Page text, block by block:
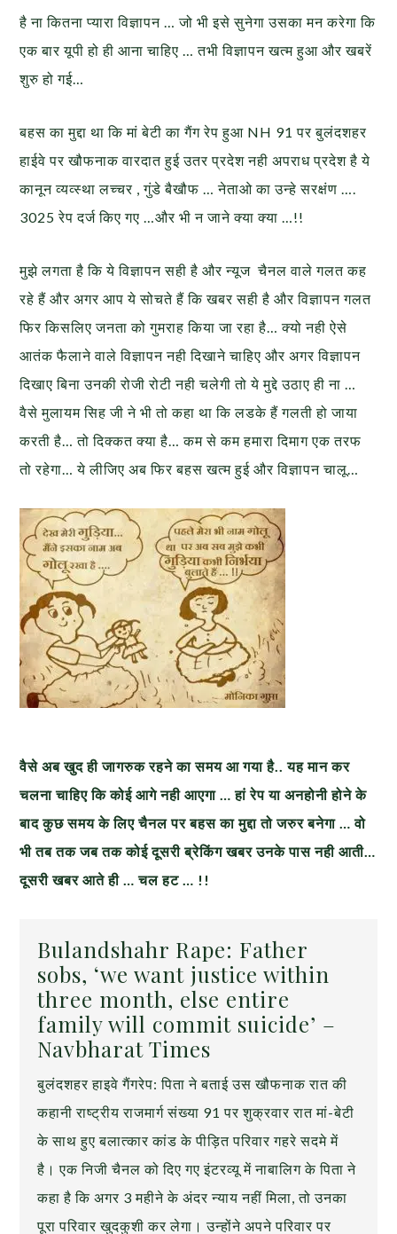
है ना कितना प्यारा विज्ञापन … जो भी इसे सुनेगा उसका मन करेगा कि
एक बार यूपी हो ही आना चाहिए … तभी विज्ञापन खत्म हुआ और खबरें
शुरु हो गई…
बहस का मुद्दा था कि मां बेटी का गैंग रेप हुआ NH 91 पर बुलंदशहर
हाईवे पर खौफनाक वारदात हुई उतर प्रदेश नही अपराध प्रदेश है ये
कानून व्यव्स्था लच्चर , गुंडे बैखौफ … नेताओ का उन्हे सरक्षंण ….
3025 रेप दर्ज किए गए …और भी न जाने क्या क्या …!!
मुझे लगता है कि ये विज्ञापन सही है और न्यूज चैनल वाले गलत कह
रहे हैं और अगर आप ये सोचते हैं कि खबर सही है और विज्ञापन गलत
फिर किसलिए जनता को गुमराह किया जा रहा है… क्यो नही ऐसे
आतंक फैलाने वाले विज्ञापन नही दिखाने चाहिए और अगर विज्ञापन
दिखाए बिना उनकी रोजी रोटी नही चलेगी तो ये मुद्दे उठाए ही ना …
वैसे मुलायम सिह जी ने भी तो कहा था कि लडके हैं गलती हो जाया
करती है… तो दिक्कत क्या है… कम से कम हमारा दिमाग एक तरफ
तो रहेगा… ये लीजिए अब फिर बहस खत्म हुई और विज्ञापन चालू…
वैसे अब खुद ही जागरुक रहने का समय आ गया है.. यह मान कर
चलना चाहिए कि कोई आगे नही आएगा … हां रेप या अनहोनी होने के
बाद कुछ समय के लिए चैनल पर बहस का मुद्दा तो जरुर बनेगा … वो
भी तब तक जब तक कोई दूसरी ब्रेकिंग खबर उनके पास नही आती…
दूसरी खबर आते ही … चल हट … !!
Bulandshahr Rape: Father
sobs, ‘we want justice within
three month, else entire
family will commit suicide’ –
Navbharat Times
बुलंदशहर हाइवे गैंगरेप: पिता ने बताई उस खौफनाक रात की
कहानी राष्ट्रीय राजमार्ग संख्या 91 पर शुक्रवार रात मां-बेटी
के साथ हुए बलात्कार कांड के पीड़ित परिवार गहरे सदमे में
है। एक निजी चैनल को दिए गए इंटरव्यू में नाबालिग के पिता ने
कहा है कि अगर 3 महीने के अंदर न्याय नहीं मिला, तो उनका
पूरा परिवार खुदकुशी कर लेगा। उन्होंने अपने परिवार पर